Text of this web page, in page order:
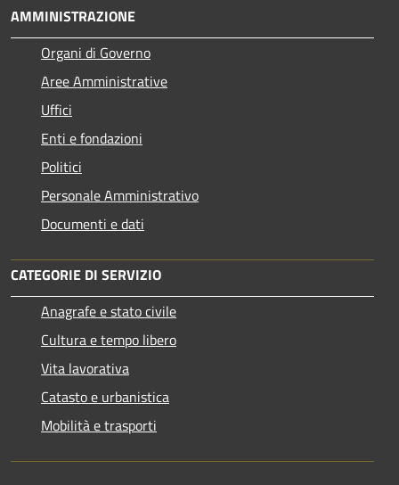
AMMINISTRAZIONE
Organi di Governo
Aree Amministrative
Uffici
Enti e fondazioni
Politici
Personale Amministrativo
Documenti e dati
CATEGORIE DI SERVIZIO
Anagrafe e stato civile
Cultura e tempo libero
Vita lavorativa
Catasto e urbanistica
Mobilità e trasporti